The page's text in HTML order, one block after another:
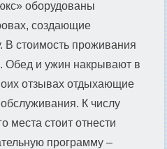
оборудованы
создающие
В стоимость проживания
Обед и ужин накрывают в
отзывах отдыхающие
К числу
места стоит отнести
программу –